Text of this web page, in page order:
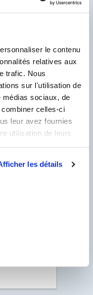
le contenu
relatives aux
trafic. Nous
sur l'utilisation de
médias sociaux, de
celles-ci
leur avez fournies
utilisation de leurs
les détails
N° Compte
et
de sécurité, les
format nécessite